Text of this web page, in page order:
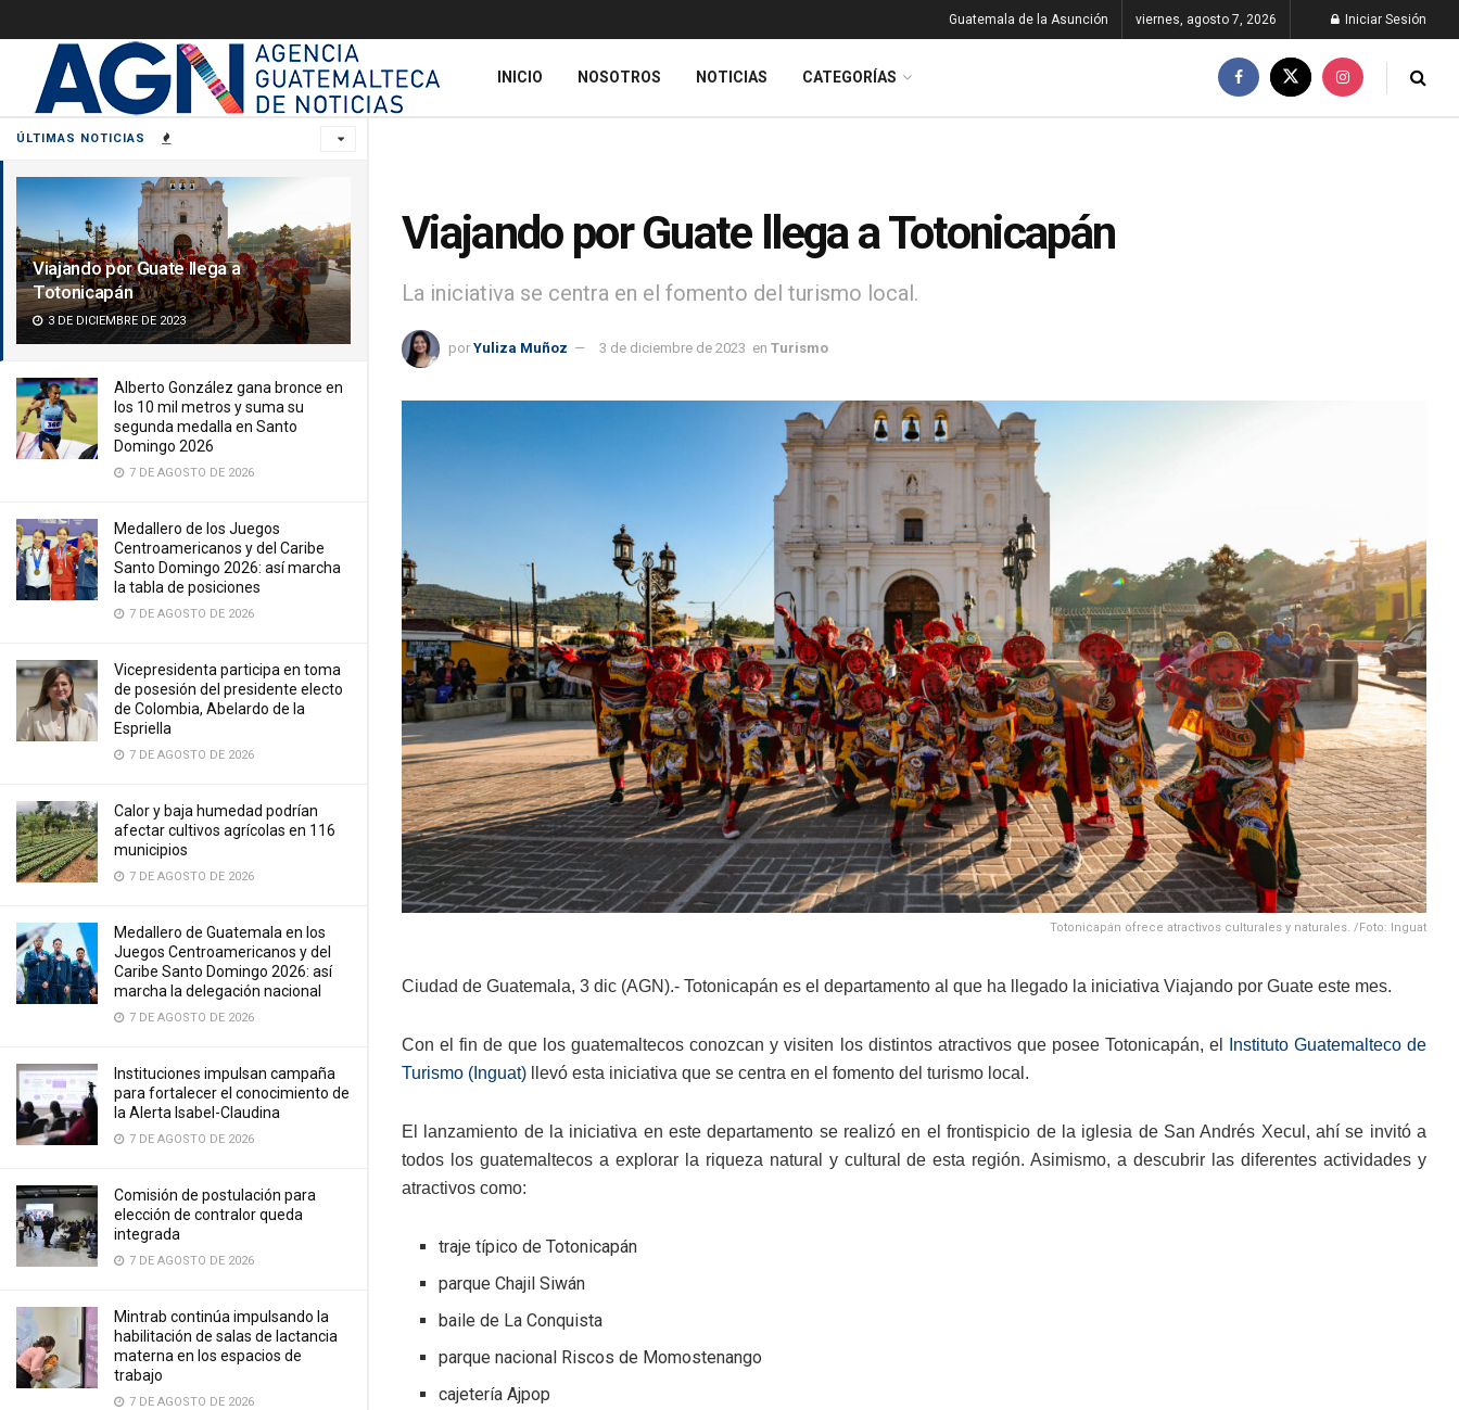
ÚLTIMAS NOTICIAS
Viajando por Guate llega a
Totonicapán
3 DE DICIEMBRE DE 2023
Alberto González gana bronce en
los 10 mil metros y suma su
segunda medalla en Santo
Domingo 2026
7 DE AGOSTO DE 2026
Medallero de los Juegos
Centroamericanos y del Caribe
Santo Domingo 2026: así marcha
la tabla de posiciones
7 DE AGOSTO DE 2026
Vicepresidenta participa en toma
de posesión del presidente electo
de Colombia, Abelardo de la
Espriella
7 DE AGOSTO DE 2026
Calor y baja humedad podrían
afectar cultivos agrícolas en 116
municipios
7 DE AGOSTO DE 2026
Medallero de Guatemala en los
Juegos Centroamericanos y del
Caribe Santo Domingo 2026: así
marcha la delegación nacional
7 DE AGOSTO DE 2026
Instituciones impulsan campaña
para fortalecer el conocimiento de
la Alerta Isabel-Claudina
7 DE AGOSTO DE 2026
Comisión de postulación para
elección de contralor queda
integrada
7 DE AGOSTO DE 2026
Mintrab continúa impulsando la
habilitación de salas de lactancia
materna en los espacios de
trabajo
7 DE AGOSTO DE 2026
Guatemala de la Asunción viernes, agosto 7, 2026 Iniciar Sesión
INICIO NOSOTROS NOTICIAS CATEGORÍAS
Viajando por Guate llega a Totonicapán
La iniciativa se centra en el fomento del turismo local.
por Yuliza Muñoz 3 de diciembre de 2023 en Turismo
Totonicapán ofrece atractivos culturales y naturales. /Foto: Inguat
Ciudad de Guatemala, 3 dic (AGN).- Totonicapán es el departamento al que ha llegado la iniciativa Viajando por Guate este mes.
Con el fin de que los guatemaltecos conozcan y visiten los distintos atractivos que posee Totonicapán, el
Instituto Guatemalteco de
Turismo (Inguat) llevó esta iniciativa que se centra en el fomento del turismo local.
El lanzamiento de la iniciativa en este departamento se realizó en el frontispicio de la iglesia de San Andrés Xecul, ahí se invitó a
todos los guatemaltecos a explorar la riqueza natural y cultural de esta región. Asimismo, a descubrir las diferentes actividades y
atractivos como:
traje típico de Totonicapán
parque Chajil Siwán
baile de La Conquista
parque nacional Riscos de Momostenango
cajetería Ajpop